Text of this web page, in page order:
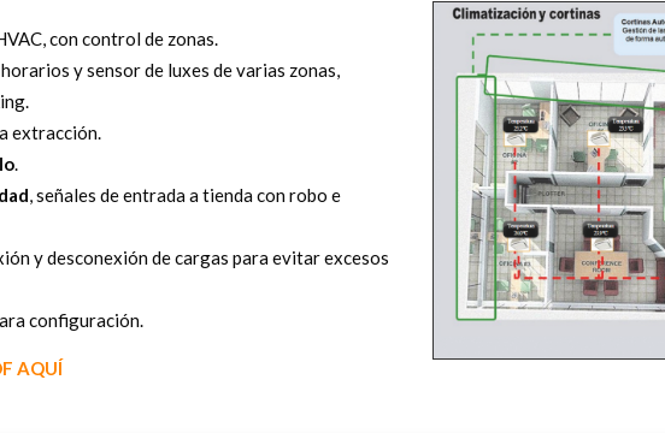
con control de zonas.
y sensor de luxes de varias zonas,
extracción.
.
, señales de entrada a tienda con robo e
y desconexión de cargas para evitar excesos
configuración.
AQUÍ